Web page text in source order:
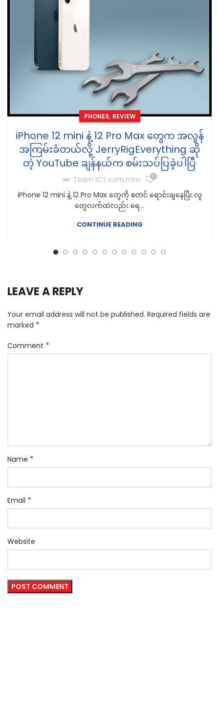
PHONES, REVIEW
iPhone 12 mini နဲ့ 12 Pro Max တွေက အလွန်
အကြမ်းခံတယ်လို့ JerryRigEverything ဆို
တဲ့ YouTube ချန်နယ်က စမ်းသပ်ပြခဲ့ပါပြီ
Team ICT.com.mm 0
iPhone 12 mini နဲ့ 12 Pro Max တွေကို စတင် ရောင်းချနေပြီး လူ
တွေလက်ထဲလည်း ရေ...
CONTINUE READING
LEAVE A REPLY
Your email address will not be published. Required fields are
marked *
Comment *
Name *
Email *
Website